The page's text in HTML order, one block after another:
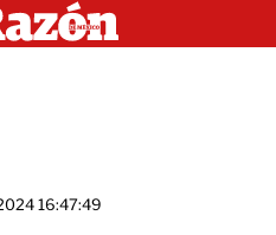
16:47:49